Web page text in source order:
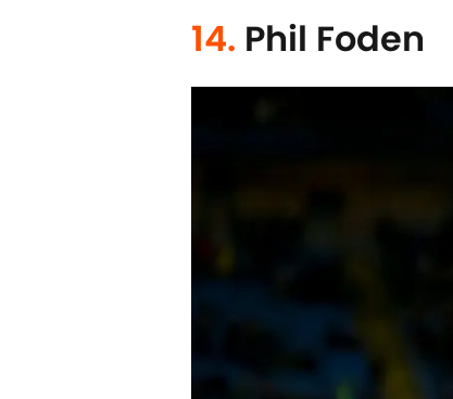
14. Phil Foden